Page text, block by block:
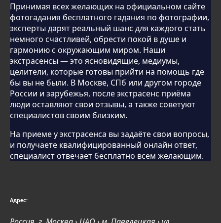
Принимая всех желающих на официальном сайте
фотогадания бесплатного гадания по фотографии,
эксперты дарят реальный шанс для каждого стать
немного счастливей, обрести покой в душе и
гармонию с окружающим миром. Наши
экстрасенсы — это ясновидящие, медиумы,
целители, которые готовы прийти на помощь где
бы вы не были. В Москве, СПб или другом городе
России и зарубежья, после экстрасенс приёма
люди оставляют свои отзывы, а также советуют
специалистов своим близким.
На приеме у экстрасенса вы задаёте свои вопросы,
и получаете квалифицированный онлайн ответ,
специалист отвечает бесплатно всем желающим.
Адрес: